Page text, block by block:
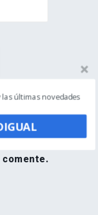
y web en este
comente.
últimas novedades